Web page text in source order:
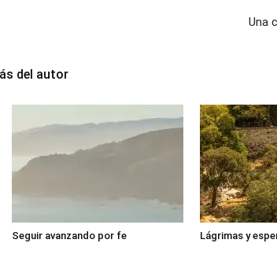
Una
del autor
Seguir avanzando por fe Lágrimas y